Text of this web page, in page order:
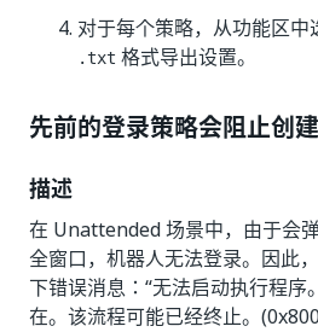
对于每个策略，从功能区中
.txt 格式导出设置。
先前的登录策略会阻止创
描述
在 Unattended 场景中，由于会
全窗口，机器人无法登录。因此
下错误消息：“无法启动执行程
在。该流程可能已经终止。